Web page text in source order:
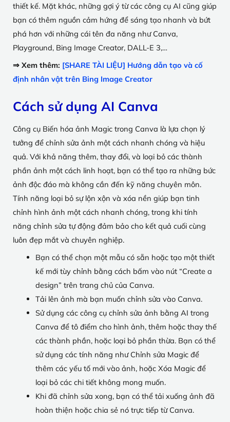
thiết kế. Mặt khác, những gợi ý từ các công cụ AI cũng giúp
bạn có thêm nguồn cảm hứng để sáng tạo nhanh và bứt
phá hơn với những cái tên đa năng như Canva,
Playground, Bing Image Creator, DALL-E 3,…
⇒ Xem thêm: [SHARE TÀI LIỆU] Hướng dẫn tạo và cố
định nhân vật trên Bing Image Creator
Cách sử dụng AI Canva
Công cụ Biến hóa ảnh Magic trong Canva là lựa chọn lý
tưởng để chỉnh sửa ảnh một cách nhanh chóng và hiệu
quả. Với khả năng thêm, thay đổi, và loại bỏ các thành
phần ảnh một cách linh hoạt, bạn có thể tạo ra những bức
ảnh độc đáo mà không cần đến kỹ năng chuyên môn.
Tính năng loại bỏ sự lộn xộn và xóa nền giúp bạn tinh
chỉnh hình ảnh một cách nhanh chóng, trong khi tính
năng chỉnh sửa tự động đảm bảo cho kết quả cuối cùng
luôn đẹp mắt và chuyên nghiệp.
Bạn có thể chọn một mẫu có sẵn hoặc tạo một thiết
kế mới tùy chỉnh bằng cách bấm vào nút “Create a
design” trên trang chủ của Canva.
Tải lên ảnh mà bạn muốn chỉnh sửa vào Canva.
Sử dụng các công cụ chỉnh sửa ảnh bằng AI trong
Canva để tô điểm cho hình ảnh, thêm hoặc thay thế
các thành phần, hoặc loại bỏ phần thừa. Bạn có thể
sử dụng các tính năng như Chỉnh sửa Magic để
thêm các yếu tố mới vào ảnh, hoặc Xóa Magic để
loại bỏ các chi tiết không mong muốn.
Khi đã chỉnh sửa xong, bạn có thể tải xuống ảnh đã
hoàn thiện hoặc chia sẻ nó trực tiếp từ Canva.